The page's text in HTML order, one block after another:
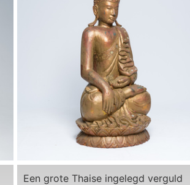
Een grote Thaise ingelegd verguld